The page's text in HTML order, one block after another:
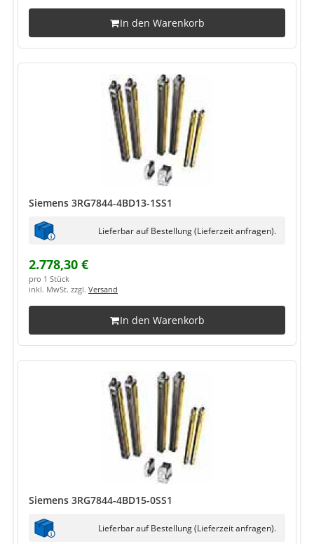
In den Warenkorb
Siemens 3RG7844-4BD13-1SS1
Lieferbar auf Bestellung (Lieferzeit anfragen).
2.778,30 €
pro 1 Stück
inkl. MwSt. zzgl. Versand
In den Warenkorb
Siemens 3RG7844-4BD15-0SS1
Lieferbar auf Bestellung (Lieferzeit anfragen).